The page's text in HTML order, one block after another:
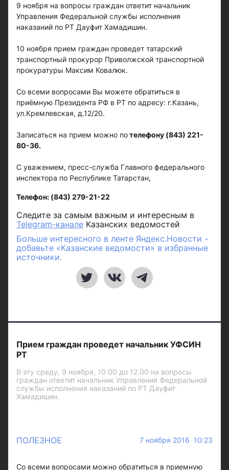
9 ноября на вопросы граждан ответит начальник
Управления Федеральной службы исполнения
наказаний по РТ Дауфит Хамадишин.
10 ноября прием граждан проведет татарский
транспортный прокурор Приволжской транспортной
прокуратуры Максим Ковалюк.
Со всеми вопросами Вы можете обратиться в
приёмную Президента РФ в РТ по адресу: г.Казань,
ул.Кремлевская, д.12/20.
Записаться на прием можно потелефону (843) 221-
80-36.
С уважением, пресс-служба Главного федерального
инспектора по Республике Татарстан,
Телефон: (843) 279-21-22
Следите за самым важным и интересным в
Telegram-канале Казанских ведомостей
Больше интересного в ленте Яндекс.Новости -
добавьте «Казанские ведомости» в избранные
источники.
Прием граждан проведет начальник УФСИН
РТ
В эту среду, 9 ноября, 10.00 до 12.00 на вопросы
граждан ответит начальник Управления Федеральной
службы исполнения наказаний по РТ Дауфит
Хамадишин.
ПОЛЕЗНОЕ 7 ноября 2016 10:23
Со всеми вопросами можно обратиться в приемную